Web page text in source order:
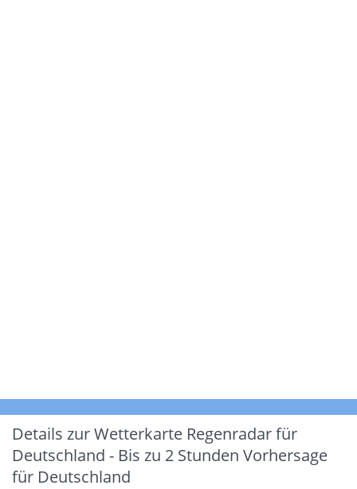
Details zur Wetterkarte Regenradar für
Deutschland - Bis zu 2 Stunden Vorhersage
für Deutschland